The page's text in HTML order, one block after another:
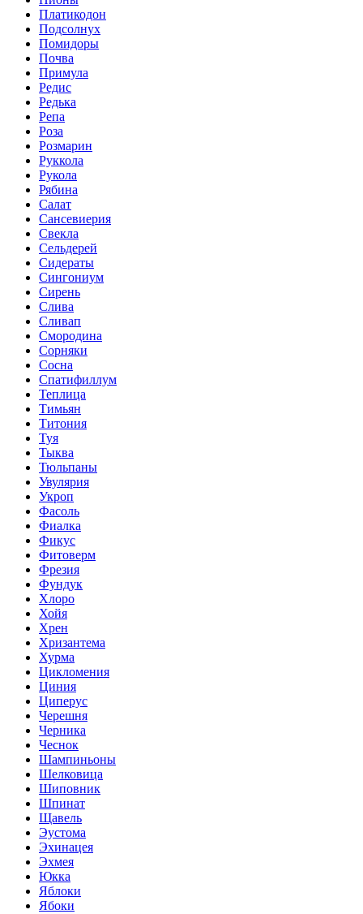
Платикодон
Подсолнух
Помидоры
Почва
Примула
Редис
Редька
Репа
Роза
Розмарин
Руккола
Рукола
Рябина
Салат
Сансевиерия
Свекла
Сельдерей
Сидераты
Сингониум
Сирень
Слива
Сливап
Смородина
Сорняки
Сосна
Спатифиллум
Теплица
Тимьян
Титония
Туя
Тыква
Тюльпаны
Увулярия
Укроп
Фасоль
Фиалка
Фикус
Фитоверм
Фрезия
Фундук
Хлоро
Хойя
Хрен
Хризантема
Хурма
Цикломения
Циния
Циперус
Черешня
Черника
Чеснок
Шампиньоны
Шелковица
Шиповник
Шпинат
Щавель
Эустома
Эхинацея
Эхмея
Юкка
Яблоки
Ябоки